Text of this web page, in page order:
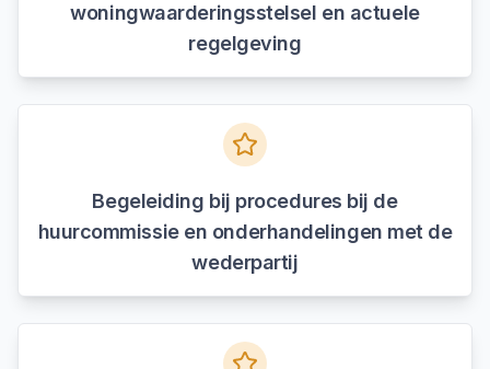
woningwaarderingsstelsel en actuele
regelgeving
Begeleiding bij procedures bij de
huurcommissie en onderhandelingen met de
wederpartij